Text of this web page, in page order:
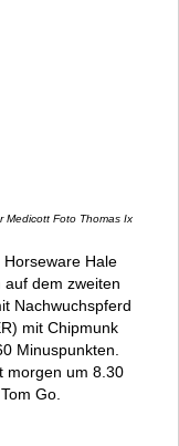
Medicott Foto Thomas Ix
Hale
dem zweiten
Nachwuchspferd
mit Chipmunk
Minuspunkten.
morgen um 8.30
Go.